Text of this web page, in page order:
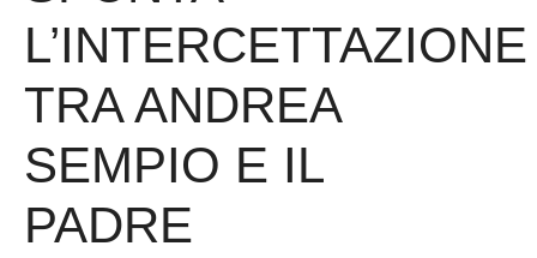
L’INTERCETTAZIONE
TRA ANDREA
SEMPIO E IL
PADRE